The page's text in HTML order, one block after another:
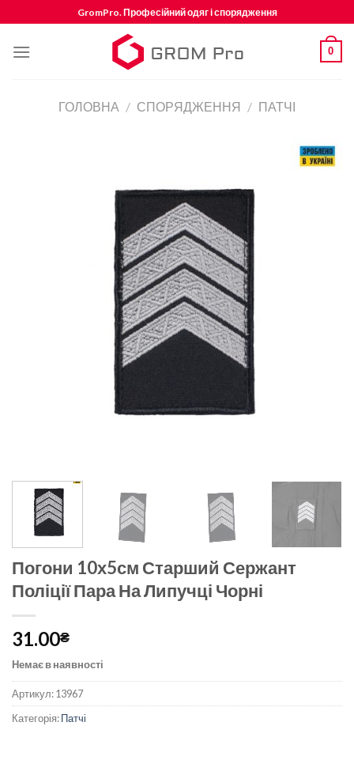
to
content
GromPro. Професійний одяг і спорядження
0
ГОЛОВНА / СПОРЯДЖЕННЯ / ПАТЧІ
Погони 10х5см Старший Сержант
Поліції Пара На Липучці Чорні
31.00₴
Немає в наявності
Артикул:13967
Категорія:Патчі